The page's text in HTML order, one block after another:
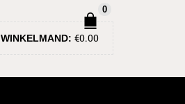
0
WINKELMAND: €0.00